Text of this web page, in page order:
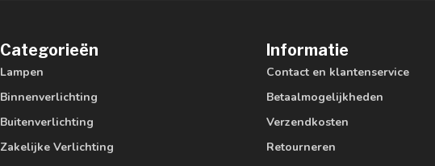
Categorieën
Lampen
Binnenverlichting
Buitenverlichting
Zakelijke Verlichting
Informatie
Contact en klantenservice
Betaalmogelijkheden
Verzendkosten
Retourneren